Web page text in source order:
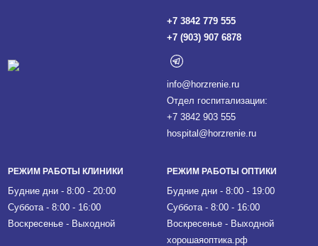
+7 3842 779 555
+7 (903) 907 6878
info@horzrenie.ru
Отдел госпитализации:
+7 3842 903 555
hospital@horzrenie.ru
РЕЖИМ РАБОТЫ КЛИНИКИ
Будние дни - 8:00 - 20:00
Суббота - 8:00 - 16:00
Воскресенье - Выходной
РЕЖИМ РАБОТЫ ОПТИКИ
Будние дни - 8:00 - 19:00
Суббота - 8:00 - 16:00
Воскресенье - Выходной
хорошаяоптика.рф